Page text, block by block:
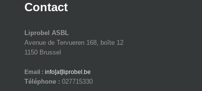
Contact
Liprobel ASBL
Avenue de Tervueren 168, boîte 12
1150 Brussel
Email : info[at]liprobel.be
Téléphone : 027715330